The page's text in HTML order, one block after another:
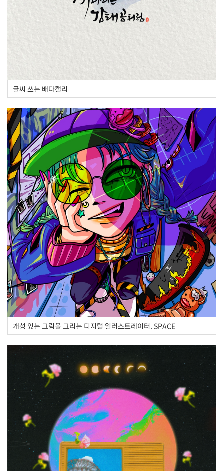
글씨 쓰는 배다캘리
개성 있는 그림을 그리는 디지털 일러스트레이터, SPACE